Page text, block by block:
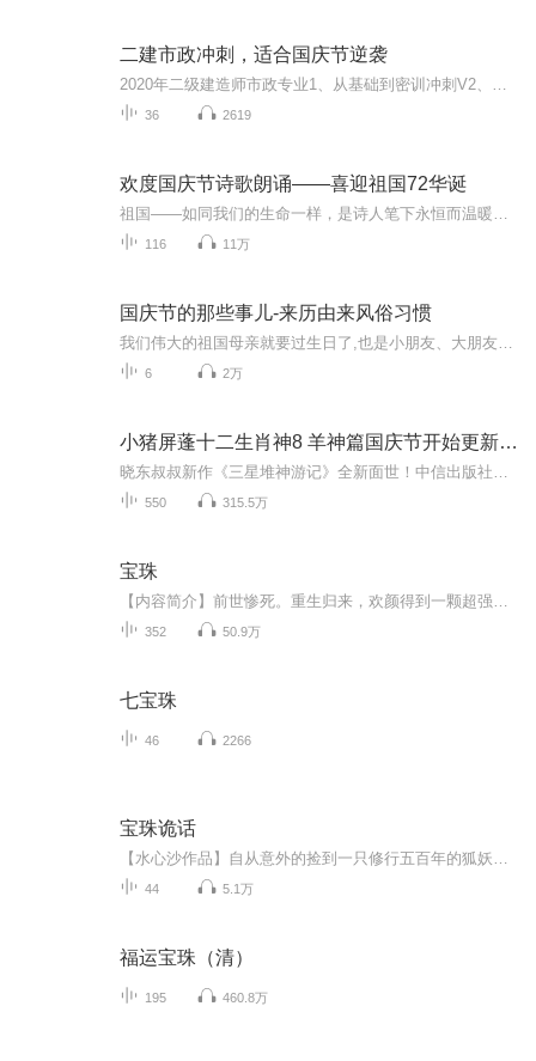
二建市政冲刺，适合国庆节逆袭
36 2619
欢度国庆节诗歌朗诵——喜迎祖国72华诞
116 11万
国庆节的那些事儿-来历由来风俗习惯
6 2万
小猪屏蓬十二生肖神8 羊神篇国庆节开始更新啦！
550 315.5万
宝珠
352 50.9万
七宝珠
46 2266
宝珠诡话
44 5.1万
福运宝珠（清）
195 460.8万